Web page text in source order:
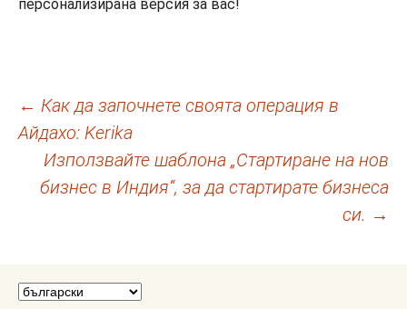
персонализирана версия за вас!
Навигация
публикациите
← Как да започнете своята операция в
Айдахо: Kerika
Използвайте шаблона „Стартиране на нов
бизнес в Индия“, за да стартирате бизнеса
си. →